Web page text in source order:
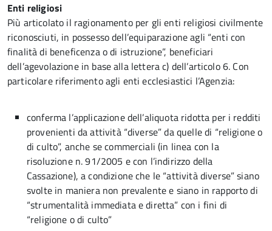
Enti religiosi
Più articolato il ragionamento per gli enti religiosi civilmente
riconosciuti, in possesso dell’equiparazione agli “enti con
finalità di beneficenza o di istruzione”, beneficiari
dell’agevolazione in base alla lettera c) dell’articolo 6. Con
particolare riferimento agli enti ecclesiastici l’Agenzia:
conferma l’applicazione dell’aliquota ridotta per i redditi
provenienti da attività “diverse” da quelle di “religione o
di culto”, anche se commerciali (in linea con la
risoluzione n. 91/2005 e con l’indirizzo della
Cassazione), a condizione che le “attività diverse” siano
svolte in maniera non prevalente e siano in rapporto di
“strumentalità immediata e diretta” con i fini di
“religione o di culto”